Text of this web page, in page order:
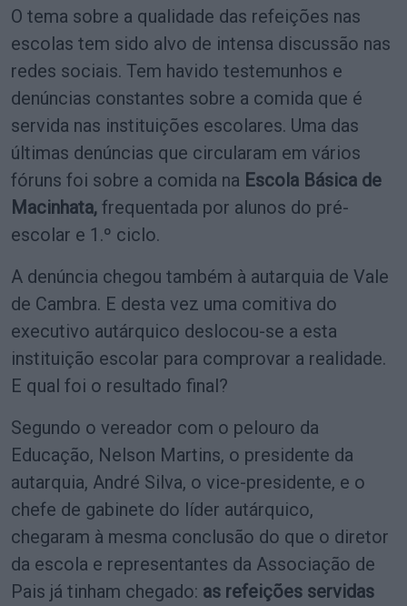
O tema sobre a qualidade das refeições nas
escolas tem sido alvo de intensa discussão nas
redes sociais. Tem havido testemunhos e
denúncias constantes sobre a comida que é
servida nas instituições escolares. Uma das
últimas denúncias que circularam em vários
fóruns foi sobre a comida na Escola Básica de
Macinhata, frequentada por alunos do pré-
escolar e 1.º ciclo.
A denúncia chegou também à autarquia de Vale
de Cambra. E desta vez uma comitiva do
executivo autárquico deslocou-se a esta
instituição escolar para comprovar a realidade.
E qual foi o resultado final?
Segundo o vereador com o pelouro da
Educação, Nelson Martins, o presidente da
autarquia, André Silva, o vice-presidente, e o
chefe de gabinete do líder autárquico,
chegaram à mesma conclusão do que o diretor
da escola e representantes da Associação de
Pais já tinham chegado: as refeições servidas